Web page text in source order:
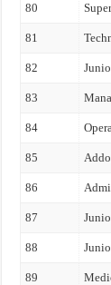
80
81
82
83
84
85
86
87
88
89